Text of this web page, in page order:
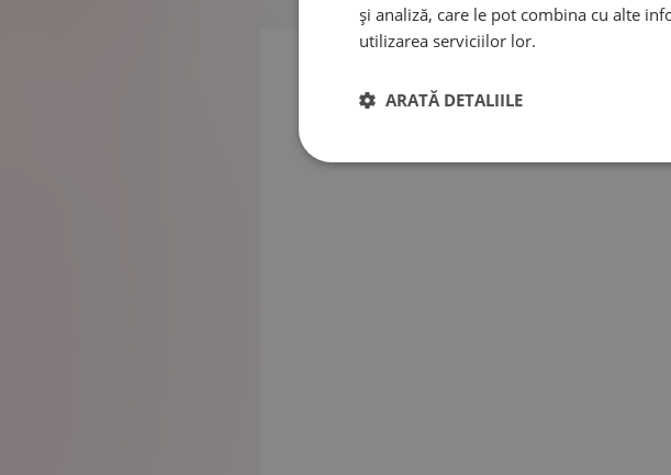
și analiză, care le pot combina cu alte
utilizarea serviciilor lor.
ARATĂ DETALIILE